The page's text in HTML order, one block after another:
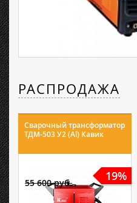
РАСПРОДАЖА
Сварочный трансформатор
ТДМ-503 У2 (Al) Кавик
19%
55 600 руб.